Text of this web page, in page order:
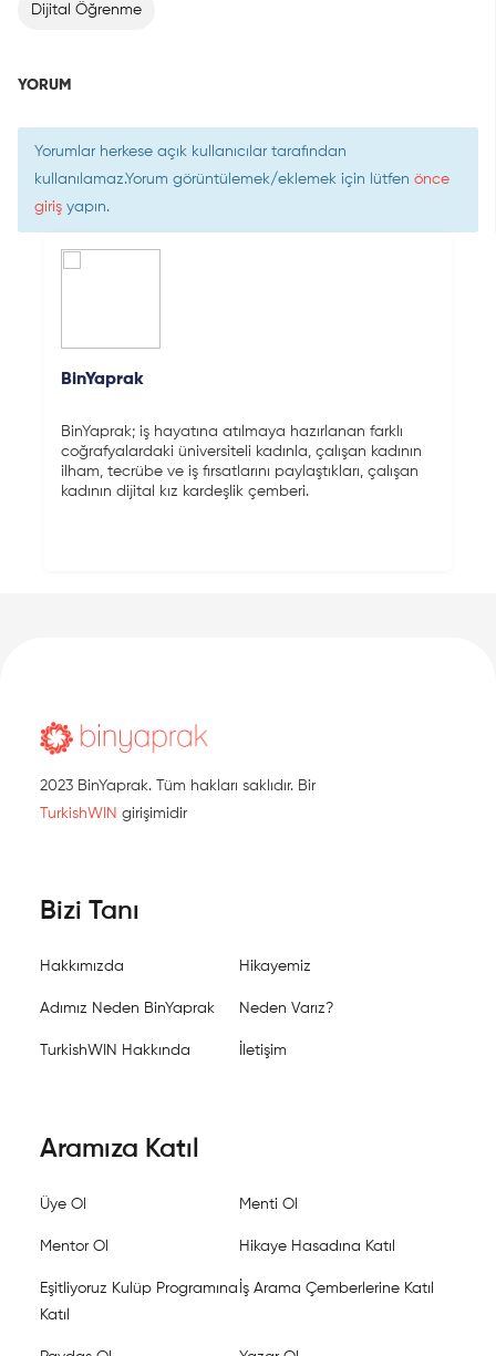
Dijital Öğrenme
YORUM
Yorumlar herkese açık kullanıcılar tarafından
kullanılamaz.Yorum görüntülemek/eklemek için lütfen önce
giriş yapın.
BinYaprak
BinYaprak; iş hayatına atılmaya hazırlanan farklı
coğrafyalardaki üniversiteli kadınla, çalışan kadının
ilham, tecrübe ve iş fırsatlarını paylaştıkları, çalışan
kadının dijital kız kardeşlik çemberi.
2023 BinYaprak. Tüm hakları saklıdır. Bir
TurkishWIN girişimidir
Bizi Tanı
Hakkımızda Hikayemiz
Adımız Neden BinYaprak Neden Varız?
TurkishWIN Hakkında İletişim
Aramıza Katıl
Üye Ol Menti Ol
Mentor Ol Hikaye Hasadına Katıl
Eşitliyoruz Kulüp Programına
Katıl
İş Arama Çemberlerine Katıl